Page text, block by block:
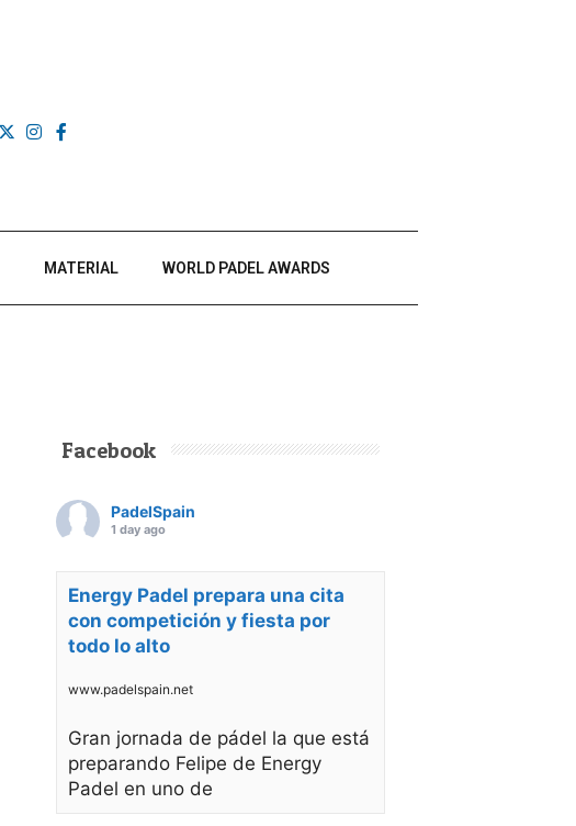
MATERIAL WORLD PADEL AWARDS
Facebook
PadelSpain
1 day ago
Energy Padel prepara una cita
con competición y fiesta por
todo lo alto
www.padelspain.net
Gran jornada de pádel la que está
preparando Felipe de Energy
Padel en uno de